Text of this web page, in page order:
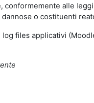
alle
o costituenti
files applicativi